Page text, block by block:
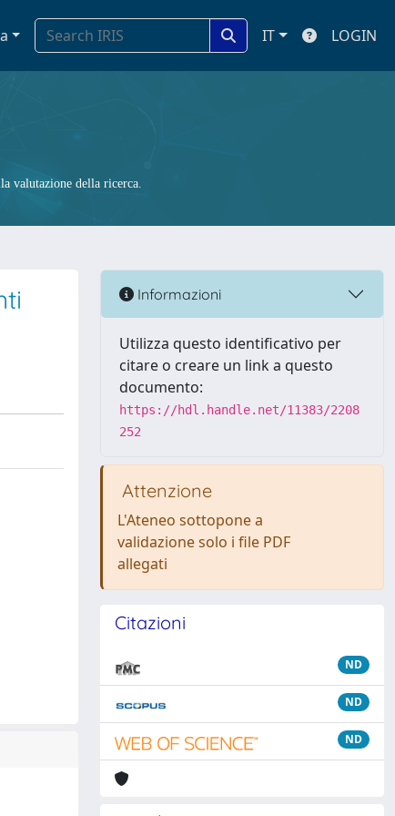
IT LOGIN
valutazione della ricerca.
Informazioni
Utilizza questo identificativo per
citare o creare un link a questo
documento:
https://hdl.handle.net/11383/2208
252
Attenzione
L'Ateneo sottopone a
validazione solo i file PDF
allegati
Citazioni
ND
ND
ND